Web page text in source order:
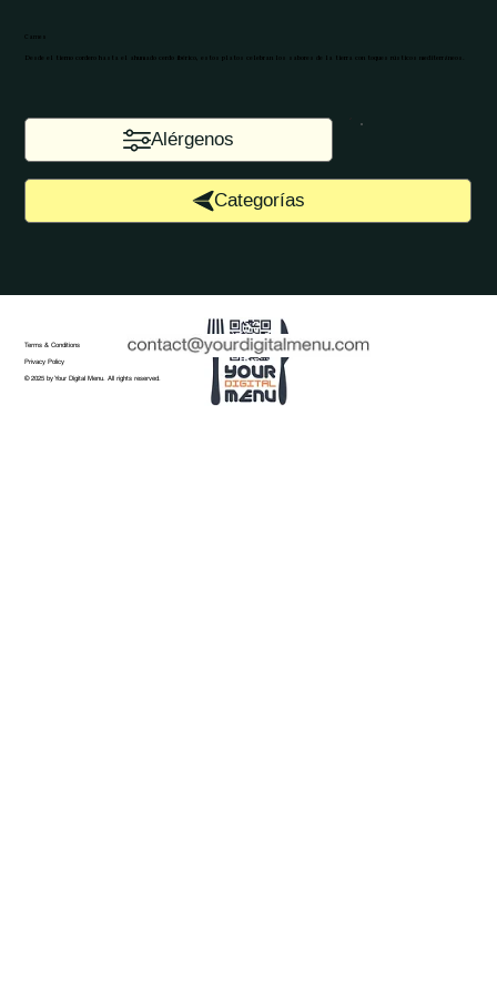
Desde el tierno cordero hasta el ahumado cerdo ibérico, estos platos celebran los sabores de la tierra con toques rústicos mediterráneos.
Carnes
Categorías
Alérgenos
© 2025 by Your Digital Menu. All rights reserved.
Privacy Policy
Terms & Conditions